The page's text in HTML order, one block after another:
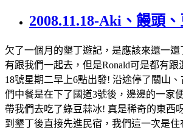
2008.11.18-Aki、饅頭
欠了一個月的墾丁遊記，是應該來還一
有跟我們一起去，但是Ronald可是都有
18號星期二早上6點出發! 沿途停了關山
們中餐是在下了國道3號後，邊邊的一家
帶我們去吃了綠豆蒜冰! 真是稀奇的東西
到墾丁後直接先進民宿，我們這一次是